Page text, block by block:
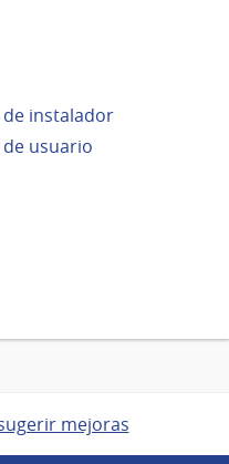
instalador
usuario
mejoras